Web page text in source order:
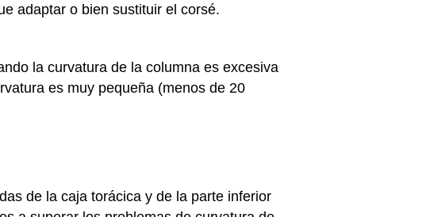
adaptar o bien sustituir el corsé.
la curvatura de la columna es excesiva
es muy pequeña (menos de 20
de la caja torácica y de la parte inferior